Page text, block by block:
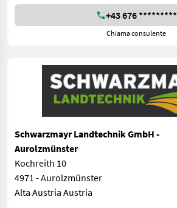
+43 676 *********
Chiama consulente
Schwarzmayr Landtechnik GmbH -
Aurolzmünster
Kochreith 10
4971 - Aurolzmünster
Alta Austria Austria